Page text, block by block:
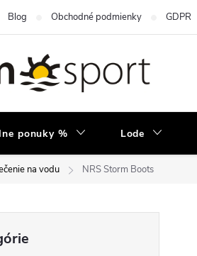
Blog Obchodné podmienky GDPR
ponuky % Lode
na vodu NRS Storm Boots